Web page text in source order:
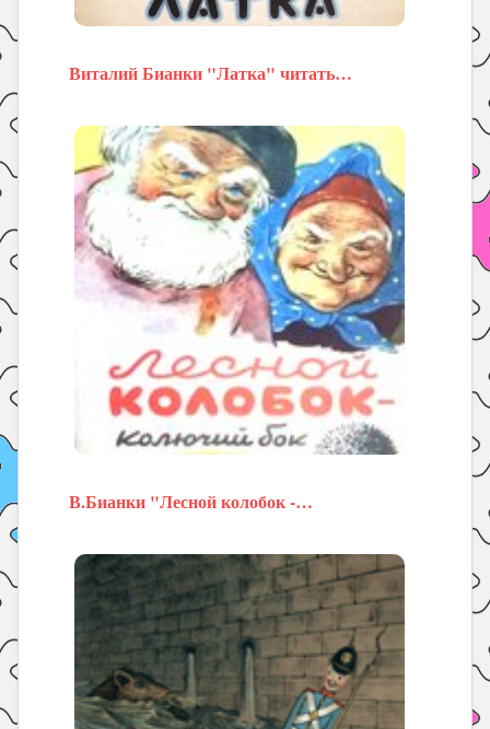
Виталий Бианки "Латка" читать…
В.Бианки "Лесной колобок -…